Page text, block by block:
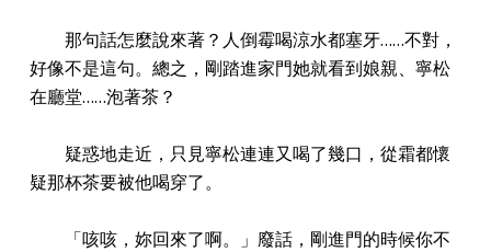
那句話怎麼說來著？人倒霉喝涼水都塞牙……不對，
好像不是這句。總之，剛踏進家門她就看到娘親、寧松
在廳堂……泡著茶？
疑惑地走近，只見寧松連連又喝了幾口，從霜都懷
疑那杯茶要被他喝穿了。
「咳咳，妳回來了啊。」廢話，剛進門的時候你不